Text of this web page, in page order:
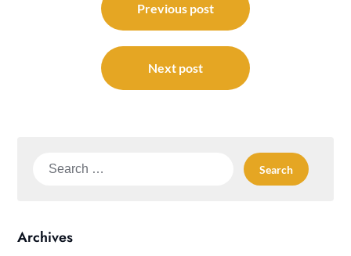
navigation
Previous post
Next post
Search
Archives